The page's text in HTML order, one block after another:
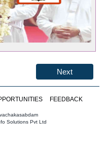
Next
FEEDBACK
Solutions Pvt Ltd